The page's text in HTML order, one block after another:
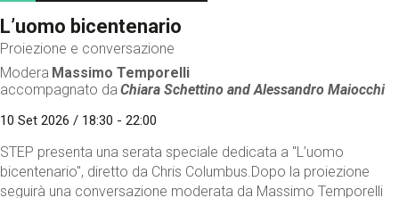
L’uomo bicentenario
Proiezione e conversazione
Modera Massimo Temporelli
accompagnato da Chiara Schettino andAlessandro Maiocchi
10 Set 2026 / 18:30 - 22:00
STEP presenta una serata speciale dedicata a "L’uomo
bicentenario", diretto da Chris Columbus.Dopo la proiezione
seguirà una conversazione moderata da Massimo Temporelli